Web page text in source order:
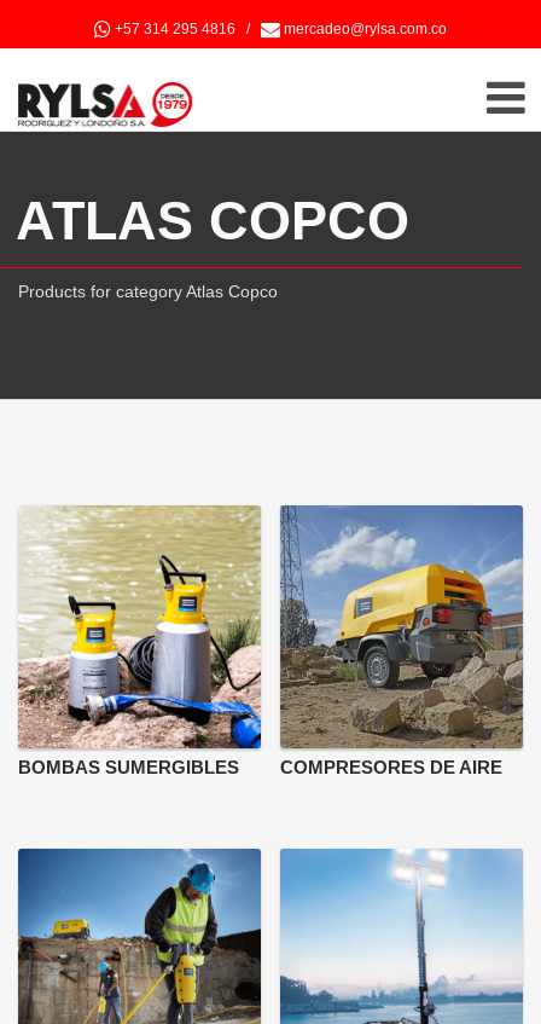
+57 314 295 4816 / mercadeo@rylsa.com.co
ATLAS COPCO
Products for category Atlas Copco
BOMBAS SUMERGIBLES COMPRESORES DE AIRE